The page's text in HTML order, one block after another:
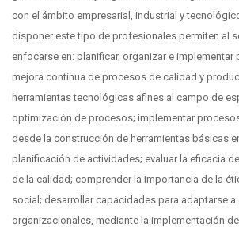
con el ámbito empresarial, industrial y
disponer este tipo de profesionales permiten al
enfocarse en: planificar, organizar e implementar
mejora continua de procesos de calidad y
herramientas tecnológicas afines al campo de
optimización de procesos; implementar
desde la construcción de herramientas básicas
planificación de actividades; evaluar la eficacia
de la calidad; comprender la importancia de la
social; desarrollar capacidades para adaptarse
organizacionales, mediante la implementación